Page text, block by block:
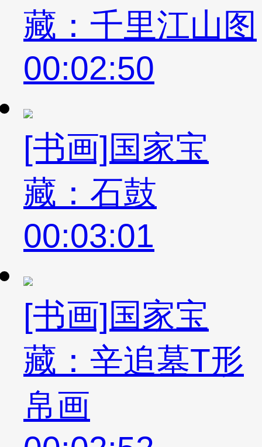
藏：千里江山图
00:02:50
[书画]国家宝
藏：石鼓
00:03:01
[书画]国家宝
藏：辛追墓T形
帛画